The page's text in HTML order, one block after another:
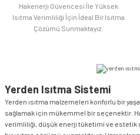
Hakenerji Güvencesi İle Yüksek
Isıtma Verimliliği İçin İdeal Bir Isıtma
Çözümü Sunmaktayız.
Yerden Isıtma Sistemi
Yerden ısıtma malzemeleri konforlu bir
sağlamak için mükemmel bir seçenektir.
verimliliği, düşük enerji tüketimi ve estetik